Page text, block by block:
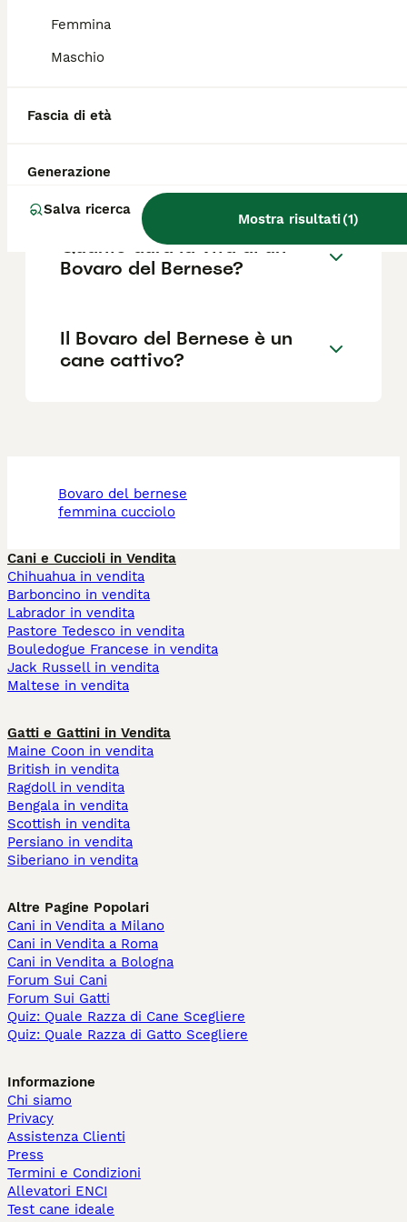
Femmina
Maschio
Fascia di età
Generazione
Salva ricerca
Mostra risultati(1)
Quali sono i difetti del
sono?
Quanto dura la vita di un
Bovaro del Bernese?
Il Bovaro del Bernese è un
cane cattivo?
bovaro del bernese
femmina cucciolo
Cani e Cuccioli in Vendita
Chihuahua in vendita
Barboncino in vendita
Labrador in vendita
Pastore Tedesco in vendita
Bouledogue Francese in vendita
Jack Russell in vendita
Maltese in vendita
Gatti e Gattini in Vendita
Maine Coon in vendita
British in vendita
Ragdoll in vendita
Bengala in vendita
Scottish in vendita
Persiano in vendita
Siberiano in vendita
Altre Pagine Popolari
Cani in Vendita a Milano
Cani in Vendita a Roma
Cani in Vendita a Bologna
Forum Sui Cani
Forum Sui Gatti
Quiz: Quale Razza di Cane Scegliere
Quiz: Quale Razza di Gatto Scegliere
Informazione
Chi siamo
Privacy
Assistenza Clienti
Press
Termini e Condizioni
Allevatori ENCI
Test cane ideale